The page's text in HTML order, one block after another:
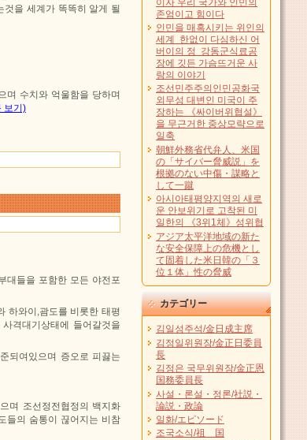
을 세계가 똑똑히 알게 될
며 수치와 억울함을 당하며
보기)
대들을 포함한 모든 야전포
하와이,괌도를 비롯한 태평
격대기상태에 들어갈것을
되여있으며 증오로 피끓는
며 조선정전협정의 백지화
들의 숨통이 끊어지는 비참
존엄이고 힘이다
인민을 매혹시키는 위인의
세계 한없이 다심하신 어
버이의 정 강동군식료공
장에 깃든 가슴뜨거운 사
랑의 이야기
조선민주주의인민공화국
외무성 대변인 미국이 주
장하는 《싸이버위협설》
을 무근거한 중상모략으로
일축
朝鮮外務省代弁人、米国
の「サイバー脅威説」を
根拠のない中傷・謀略と
して一蹴
아시아태평양지역의 새로
운 안보위기로 고착된 미
일한의 《3위1체》성위협
アジア太平洋地域の新た
な安全保障上の危機とし
て固着した米日韓の「３
位１体」性の脅威
カテゴリー
김일성주석/金日成主席
김정일위원장/金正日委員
長
김정은 국무위원장/金正恩
国務委員長
사설・론설・정론/社説・
論説・政論
일화/エピソード
조국소식/祖 国